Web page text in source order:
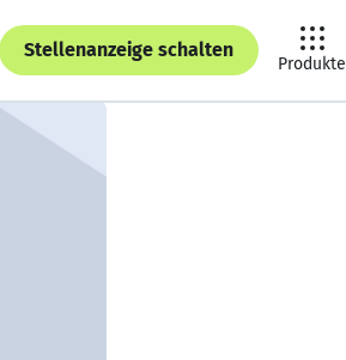
Stellenanzeige schalten
Produkte